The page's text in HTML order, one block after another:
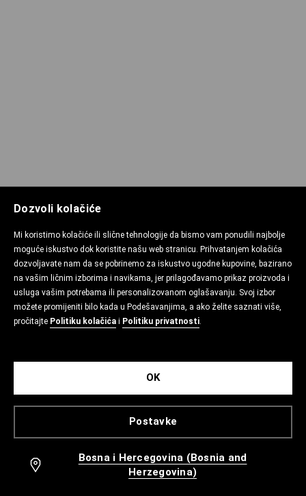
Dozvoli kolačiće
Mi koristimo kolačiće ili slične tehnologije da bismo vam ponudili najbolje
moguće iskustvo dok koristite našu web stranicu. Prihvatanjem kolačića
dozvoljavate nam da se pobrinemo za iskustvo ugodne kupovine, bazirano
na vašim ličnim izborima i navikama, jer prilagođavamo prikaz proizvoda i
usluga vašim potrebama ili personalizovanom oglašavanju. Svoj izbor
možete promijeniti bilo kada u Podešavanjima, a ako želite saznati više,
pročitajte Politiku kolačića i Politiku privatnosti.
Postavke
OK
Bosna i Hercegovina (Bosnia and
Herzegovina)